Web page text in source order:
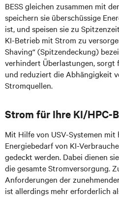
BESS gleichen zusammen mit
speichern sie überschüssige
ist, und speisen sie zu
KI-Betrieb mit Strom zu
Shaving“ (Spitzendeckung)
verhindert Überlastungen,
und reduziert die Abhängigkeit
Stromquellen.
Strom für Ihre KI/HPC-
Mit Hilfe von USV-Systemen
Energiebedarf von KI-
gedeckt werden. Dabei dienen
die gesamte Stromversorgung.
Anforderungen der
ist allerdings mehr erforderlich